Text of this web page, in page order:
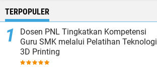
TERPOPULER
Dosen PNL Tingkatkan Kompetensi
Guru SMK melalui Pelatihan Teknologi
3D Printing